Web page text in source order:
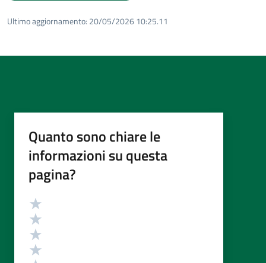
Ultimo aggiornamento: 20/05/2026 10:25.11
Quanto sono chiare le
informazioni su questa
pagina?
Valutazione